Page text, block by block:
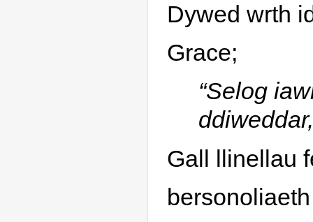
Dywed wrth
Grace;
“Selog
Gall llinellau